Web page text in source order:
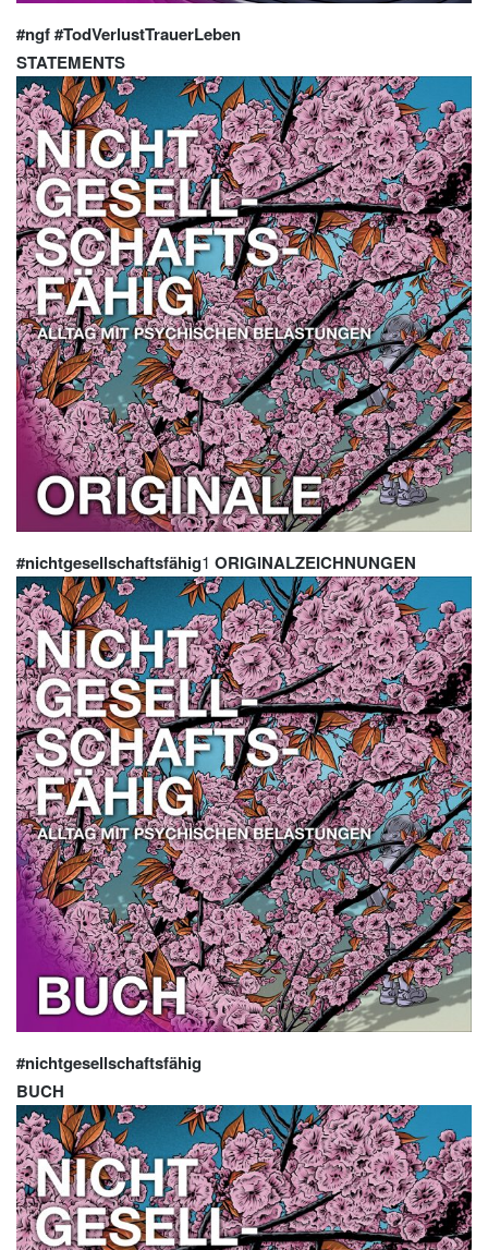
#ngf #TodVerlustTrauerLeben
STATEMENTS
#nichtgesellschaftsfähig1 ORIGINALZEICHNUNGEN
#nichtgesellschaftsfähig
BUCH